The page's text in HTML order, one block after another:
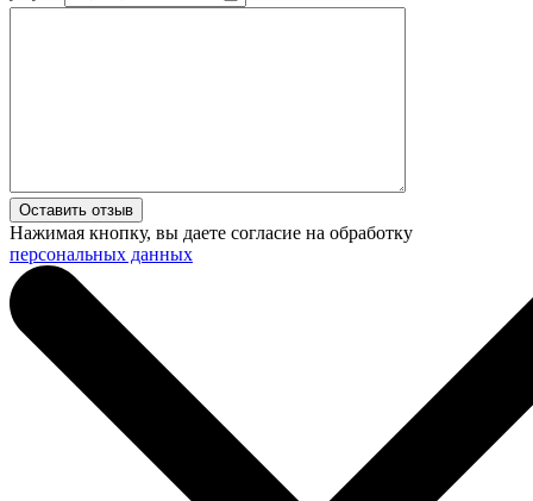
Нажимая кнопку, вы даете согласие на обработку
персональных данных